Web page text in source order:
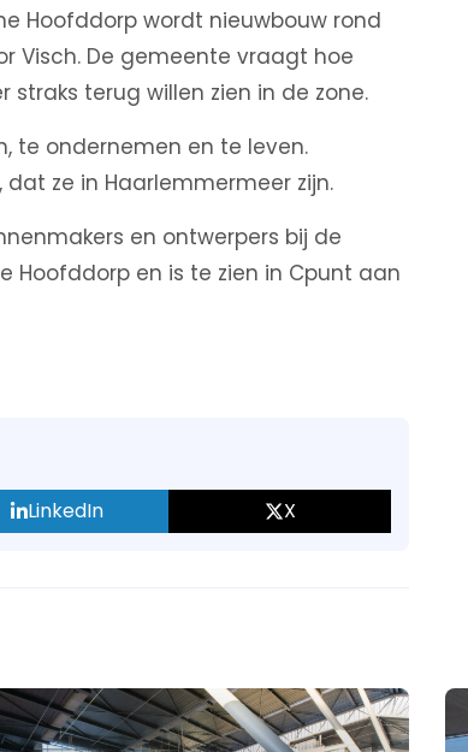
Hoofddorp wordt nieuwbouw rond
Visch. De gemeente vraagt hoe
terug willen zien in de zone.
te ondernemen en te leven.
ze in Haarlemmermeer zijn.
en ontwerpers bij de
Hoofddorp en is te zien in Cpunt aan
LinkedIn X